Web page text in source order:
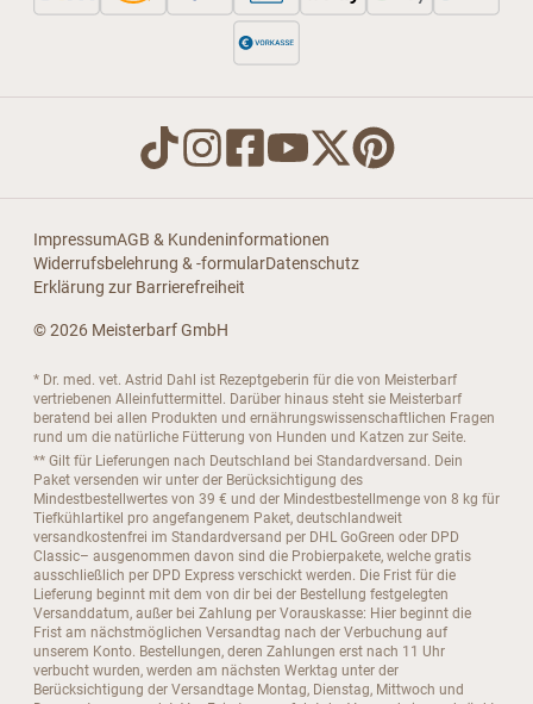
ImpressumAGB & Kundeninformationen
Widerrufsbelehrung & -formularDatenschutz
Erklärung zur Barrierefreiheit
© 2026 Meisterbarf GmbH
* Dr. med. vet. Astrid Dahl ist Rezeptgeberin für die von Meisterbarf
vertriebenen Alleinfuttermittel. Darüber hinaus steht sie Meisterbarf
beratend bei allen Produkten und ernährungswissenschaftlichen Fragen
rund um die natürliche Fütterung von Hunden und Katzen zur Seite.
** Gilt für Lieferungen nach Deutschland bei Standardversand. Dein
Paket versenden wir unter der Berücksichtigung des
Mindestbestellwertes von 39 € und der Mindestbestellmenge von 8 kg für
Tiefkühlartikel pro angefangenem Paket, deutschlandweit
versandkostenfrei im Standardversand per DHL GoGreen oder DPD
Classic– ausgenommen davon sind die Probierpakete, welche gratis
ausschließlich per DPD Express verschickt werden. Die Frist für die
Lieferung beginnt mit dem von dir bei der Bestellung festgelegten
Versanddatum, außer bei Zahlung per Vorauskasse: Hier beginnt die
Frist am nächstmöglichen Versandtag nach der Verbuchung auf
unserem Konto. Bestellungen, deren Zahlungen erst nach 11 Uhr
verbucht wurden, werden am nächsten Werktag unter der
Berücksichtigung der Versandtage Montag, Dienstag, Mittwoch und